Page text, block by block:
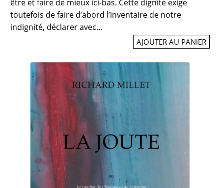
être et faire de mieux ici-bas. Cette dignité exige
toutefois de faire d’abord l’inventaire de notre
indignité, déclarer avec...
AJOUTER AU PANIER